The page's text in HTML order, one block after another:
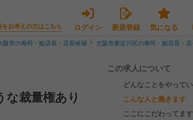
お考えの方はこちら ログイン 新規登録 気になる
阪市の寿司・鮨店長・店長候補 大阪市東淀川区の寿司・鮨店長・
な裁量権あり
この求人について
どんなことをやって
こんな人と働きます
ここにこだわってます